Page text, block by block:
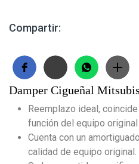
Compartir:
Damper Cigueñal
Reemplazo ideal,
función del equipo
Cuenta con un
calidad de equipo original.